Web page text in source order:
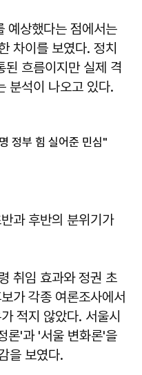
예상했다는 점에서는
차이를 보였다. 정치
흐름이지만 실제 격
분석이 나오고 있다.
정부 힘 실어준 민심"
과 후반의 분위기가
취임 효과와 정권 초
가 각종 여론조사에서
적지 않았다. 서울시
론'과 '서울 변화론'을
을 보였다.